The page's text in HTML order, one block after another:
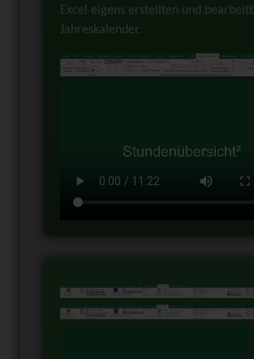
Excel eigens erstellten und
Jahreskalender.